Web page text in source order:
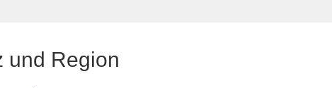
und Region